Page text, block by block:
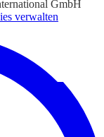
GmbH
verwalten